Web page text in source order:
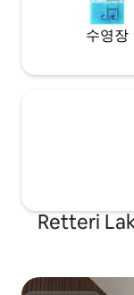
수영장
Retteri